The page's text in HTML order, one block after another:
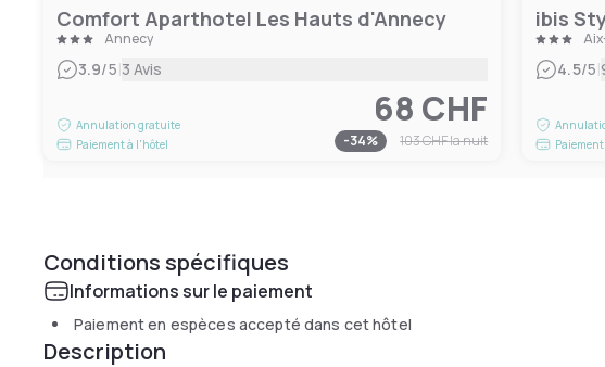
Comfort Aparthotel Les Hauts d'Annecy
Annecy
3.9/5|3 Avis
Annulation gratuite
Paiement à l'hôtel
68 CHF
-34% 103 CHFla nuit
4.5/5|
Conditions spécifiques
Informations sur le paiement
Paiement en espèces accepté dans cet hôtel
Description